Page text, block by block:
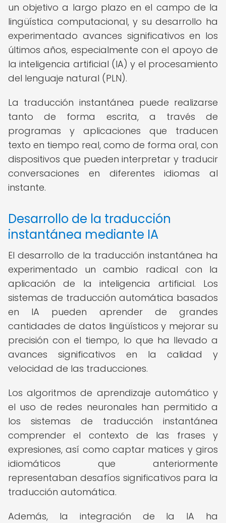
un objetivo a largo plazo en el campo de la
lingüística computacional, y su desarrollo ha
experimentado avances significativos en los
últimos años, especialmente con el apoyo de
la inteligencia artificial (IA) y el procesamiento
del lenguaje natural (PLN).
La traducción instantánea puede realizarse
tanto de forma escrita, a través de
programas y aplicaciones que traducen
texto en tiempo real, como de forma oral, con
dispositivos que pueden interpretar y traducir
conversaciones en diferentes idiomas al
instante.
Desarrollo de la traducción
instantánea mediante IA
El desarrollo de la traducción instantánea ha
experimentado un cambio radical con la
aplicación de la inteligencia artificial. Los
sistemas de traducción automática basados
en IA pueden aprender de grandes
cantidades de datos lingüísticos y mejorar su
precisión con el tiempo, lo que ha llevado a
avances significativos en la calidad y
velocidad de las traducciones.
Los algoritmos de aprendizaje automático y
el uso de redes neuronales han permitido a
los sistemas de traducción instantánea
comprender el contexto de las frases y
expresiones, así como captar matices y giros
idiomáticos que anteriormente
representaban desafíos significativos para la
traducción automática.
Además, la integración de la IA ha